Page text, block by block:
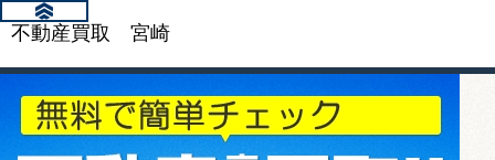
不動産買取 宮崎